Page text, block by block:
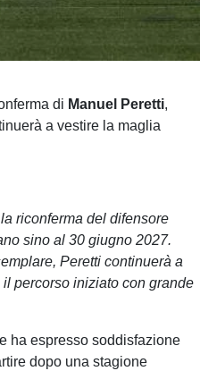
di Manuel Peretti,
a vestire la maglia
riconferma del difensore
sino al 30 giugno 2027.
Peretti continuerà a
percorso iniziato con grande
ha espresso soddisfazione
dopo una stagione